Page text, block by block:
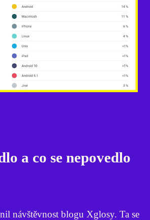
a co se nepovedlo
návštěvnost blogu Xglosy. Ta se